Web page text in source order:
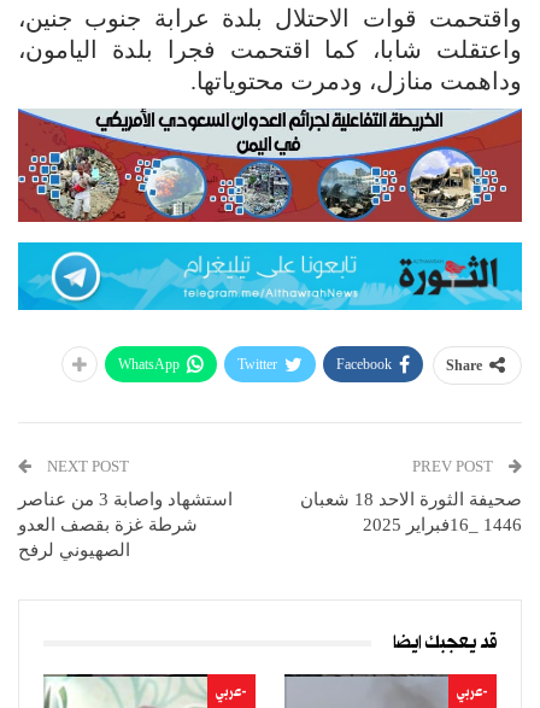
واقتحمت قوات الاحتلال بلدة عرابة جنوب جنين،
واعتقلت شابا، كما اقتحمت فجرا بلدة اليامون،
وداهمت منازل، ودمرت محتوياتها.
Share
Facebook
Twitter
WhatsApp
صحيفة الثورة الاحد 18 شعبان
1446 _16فبراير 2025
NEXT POST
استشهاد واصابة 3 من عناصر
شرطة غزة بقصف العدو
الصهيوني لرفح
قد يعجبك ايضا
-عربي -عربي